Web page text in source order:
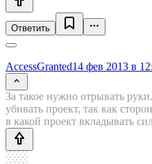
Ответить
AccessGranted14 фев 2013 в
За такое нужно отрывать
убивать проект, так как
в какой проект вкладывать